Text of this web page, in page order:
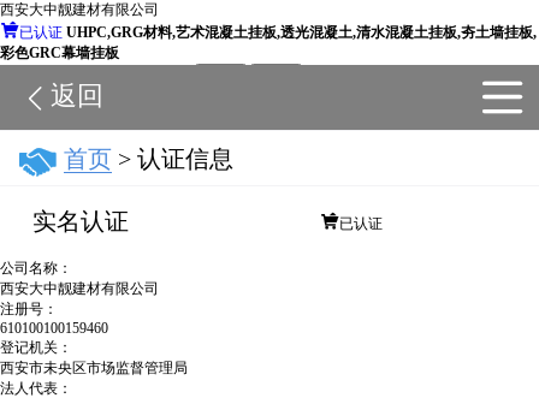
西安大中靓建材有限公司
已认证 UHPC,GRG材料,艺术混凝土挂板,透光混凝土,清水混凝土挂板,夯土墙挂板,
彩色GRC幕墙挂板
返回
 首页> 认证信息
实名认证 已认证
公司名称：
西安大中靓建材有限公司
注册号：
610100100159460
登记机关：
西安市未央区市场监督管理局
法人代表：